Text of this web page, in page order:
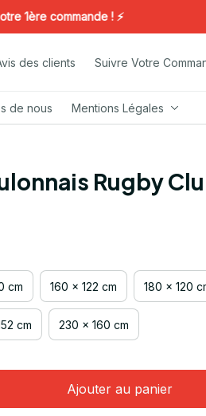
commande ! ⚡️
des clients Suivre Votre
de nous Mentions Légales
Rugby
cm 160 x 122 cm 180 x 120
cm 230 x 160 cm
Ajouter au panier